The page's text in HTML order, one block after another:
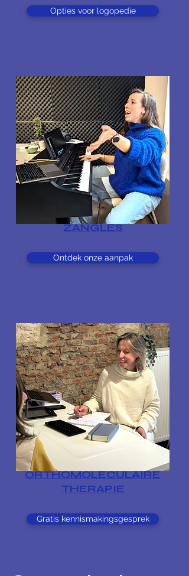
Opties voor logopedie
ZANGLES
Ontdek onze aanpak
ORTHOMOLECULAIRE
THERAPIE
Gratis kennismakingsgesprek